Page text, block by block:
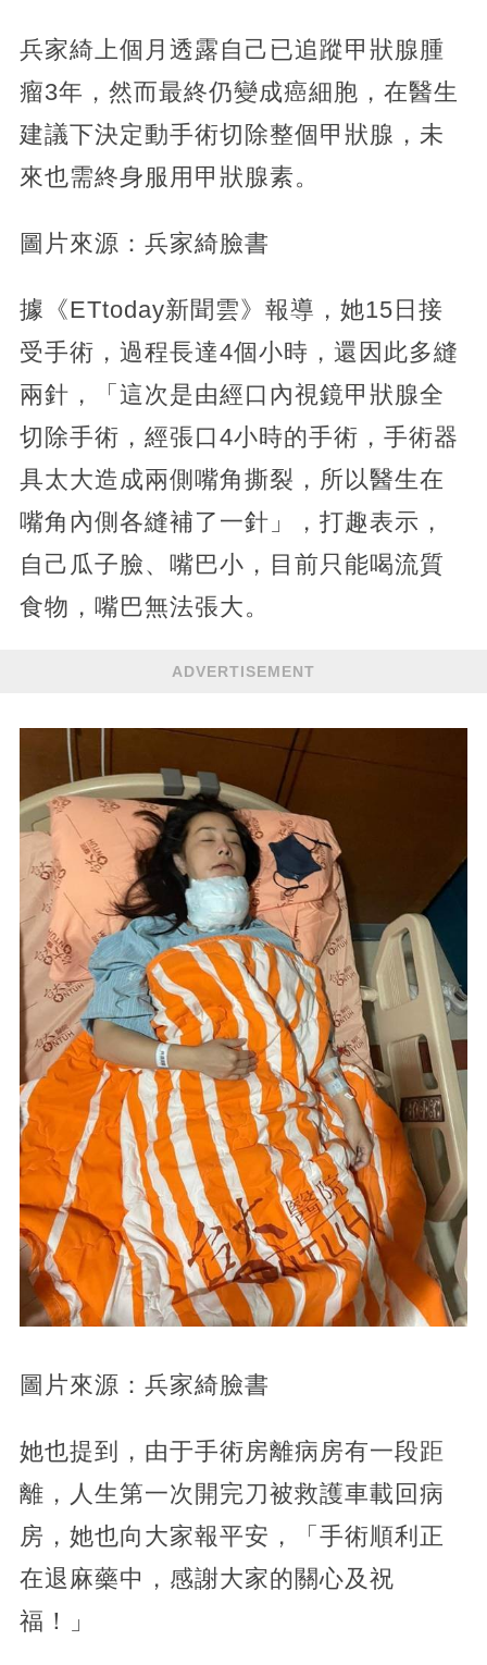
兵家綺上個月透露自己已追蹤甲狀腺腫
瘤3年，然而最終仍變成癌細胞，在醫生
建議下決定動手術切除整個甲狀腺，未
來也需終身服用甲狀腺素。
圖片來源：兵家綺臉書
據《ETtoday新聞雲》報導，她15日接
受手術，過程長達4個小時，還因此多縫
兩針，「這次是由經口內視鏡甲狀腺全
切除手術，經張口4小時的手術，手術器
具太大造成兩側嘴角撕裂，所以醫生在
嘴角內側各縫補了一針」，打趣表示，
自己瓜子臉、嘴巴小，目前只能喝流質
食物，嘴巴無法張大。
ADVERTISEMENT
圖片來源：兵家綺臉書
她也提到，由于手術房離病房有一段距
離，人生第一次開完刀被救護車載回病
房，她也向大家報平安，「手術順利正
在退麻藥中，感謝大家的關心及祝
福！」